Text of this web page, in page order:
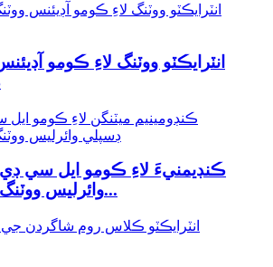
انٽرايڪٽو ووٽنگ لاءِ ڪومو
ڪنڊيمنيءَ لاءِ ڪومو ايل سي
وائرليس ووٽنگ سسٽم...